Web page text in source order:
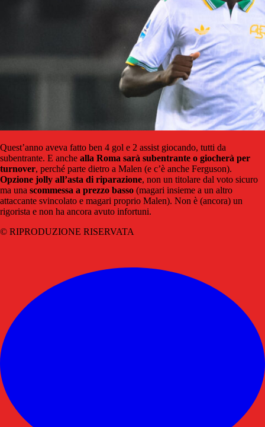
Quest’anno aveva fatto ben 4 gol e 2 assist giocando, tutti da
subentrante. E anche alla Roma sarà subentrante o giocherà per
turnover, perché parte dietro a Malen (e c’è anche Ferguson).
Opzione jolly all’asta di riparazione, non un titolare dal voto sicuro
ma una scommessa a prezzo basso (magari insieme a un altro
attaccante svincolato e magari proprio Malen). Non è (ancora) un
rigorista e non ha ancora avuto infortuni.
© RIPRODUZIONE RISERVATA